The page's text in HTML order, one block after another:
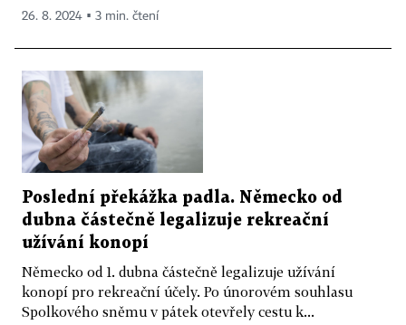
26. 8. 2024 ▪ 3 min. čtení
Poslední překážka padla. Německo od
dubna částečně legalizuje rekreační
užívání konopí
Německo od 1. dubna částečně legalizuje užívání
konopí pro rekreační účely. Po únorovém souhlasu
Spolkového sněmu v pátek otevřely cestu k...